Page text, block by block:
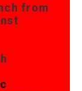
from